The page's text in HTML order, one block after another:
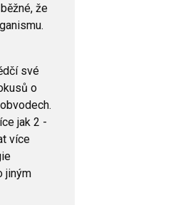
že
své
o
jak 2 -
více
jiným